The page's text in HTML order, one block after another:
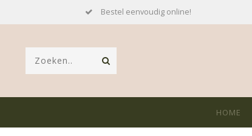
Bestel eenvoudig online!
HOME